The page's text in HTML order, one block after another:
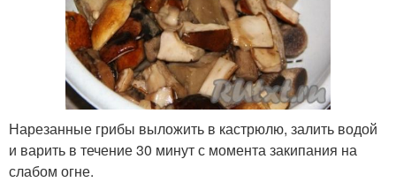
Нарезанные грибы выложить в кастрюлю, залить водой
и варить в течение 30 минут с момента закипания на
слабом огне.